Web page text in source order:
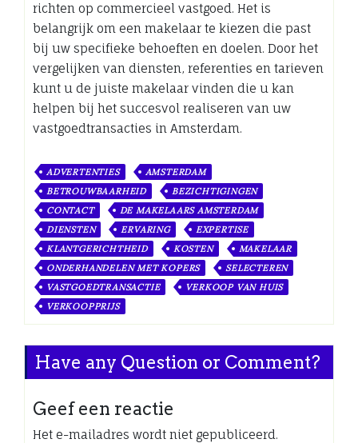
richten op commercieel vastgoed. Het is
belangrijk om een makelaar te kiezen die past
bij uw specifieke behoeften en doelen. Door het
vergelijken van diensten, referenties en tarieven
kunt u de juiste makelaar vinden die u kan
helpen bij het succesvol realiseren van uw
vastgoedtransacties in Amsterdam.
ADVERTENTIES
AMSTERDAM
BETROUWBAARHEID
BEZICHTIGINGEN
CONTACT
DE MAKELAARS AMSTERDAM
DIENSTEN
ERVARING
EXPERTISE
KLANTGERICHTHEID
KOSTEN
MAKELAAR
ONDERHANDELEN MET KOPERS
SELECTEREN
VASTGOEDTRANSACTIE
VERKOOP VAN HUIS
VERKOOPPRIJS
Have any Question or Comment?
Geef een reactie
Het e-mailadres wordt niet gepubliceerd.